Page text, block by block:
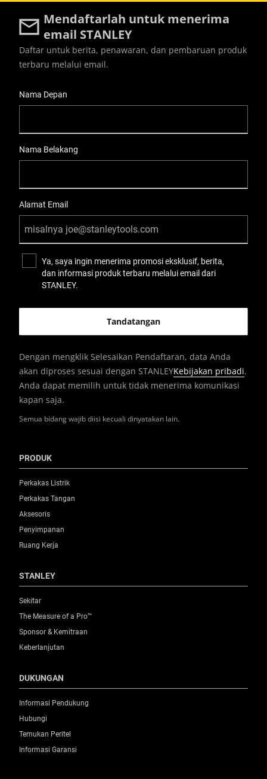
Mendaftarlah untuk menerima
email STANLEY
Semua bidang wajib diisi kecuali dinyatakan lain.
Daftar untuk berita, penawaran, dan pembaruan produk
terbaru melalui email.
Nama Depan
Nama Belakang
Alamat Email
Ya, saya ingin menerima promosi eksklusif, berita,
dan informasi produk terbaru melalui email dari
STANLEY.
Dengan mengklik Selesaikan Pendaftaran, data Anda
akan diproses sesuai dengan STANLEYKebijakan pribadi.
Anda dapat memilih untuk tidak menerima komunikasi
kapan saja.
PRODUK
Perkakas Listrik
Perkakas Tangan
Aksesoris
Penyimpanan
Ruang Kerja
STANLEY
Sekitar
The Measure of a Pro™
Sponsor & Kemitraan
Keberlanjutan
DUKUNGAN
Informasi Pendukung
Hubungi
Temukan Peritel
Informasi Garansi